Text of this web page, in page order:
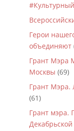
Герои
объединяют
Грант Мэра
Москвы (69)
Грант Мэра.
(61)
Грант мэра.
Декабрьской